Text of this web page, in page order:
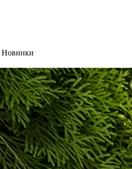
Новинки